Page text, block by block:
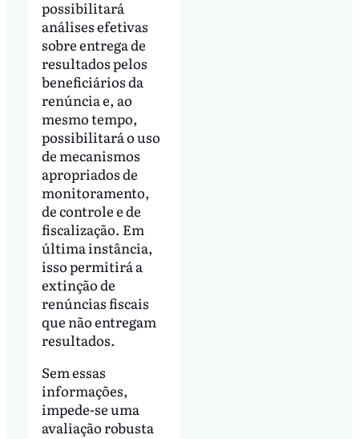
possibilitará
análises efetivas
sobre entrega de
resultados pelos
beneficiários da
renúncia e, ao
mesmo tempo,
possibilitará o uso
de mecanismos
apropriados de
monitoramento,
de controle e de
fiscalização. Em
última instância,
isso permitirá a
extinção de
renúncias fiscais
que não entregam
resultados.
Sem essas
informações,
impede-se uma
avaliação robusta